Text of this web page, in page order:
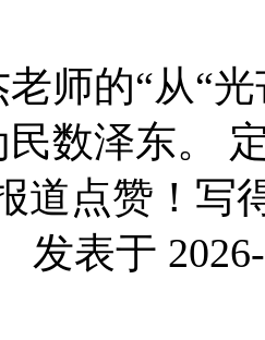
师的“从“
数泽东。
道点赞！写
发表于